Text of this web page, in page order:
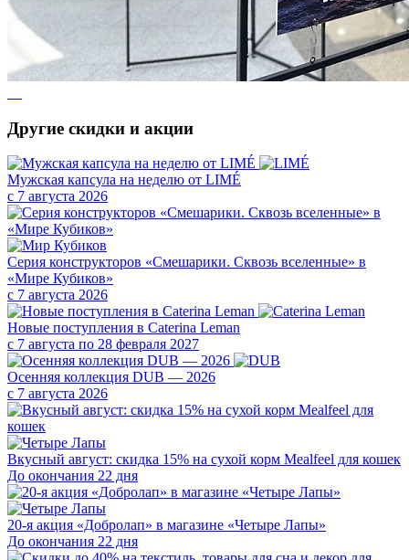
Другие скидки и акции
Мужская капсула на неделю от LIMÉ
с 7 августа 2026
Серия конструкторов «Смешарики. Сквозь вселенные» в
«Мире Кубиков»
с 7 августа 2026
Новые поступления в Caterina Leman
с 7 августа по 28 февраля 2027
Осенняя коллекция DUB — 2026
с 7 августа 2026
Вкусный август: скидка 15% на сухой корм Mealfeel для кошек
До окончания 22 дня
20-я акция «Добролап» в магазине «Четыре Лапы»
До окончания 22 дня